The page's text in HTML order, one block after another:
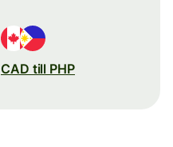
CAD till PHP